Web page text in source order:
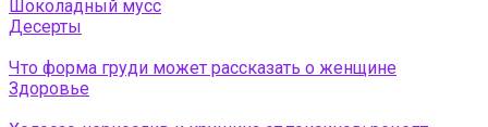
Шоколадный мусс
Десерты
Что форма груди может рассказать о женщине
Здоровье